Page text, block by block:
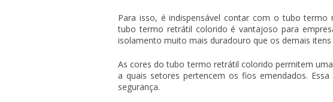
Para isso, é indispensável contar com otubo termo
tubo termo retrátil colorido é vantajoso para
isolamento muito mais duradouro que os demais
As cores dotubo termo retrátil colorido permitem
a quais setores pertencem os fios emendados.
segurança.